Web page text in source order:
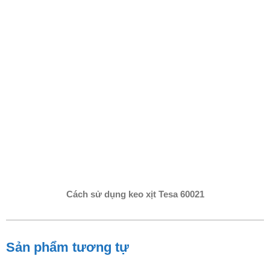
Cách sử dụng keo xịt Tesa 60021
Sản phẩm tương tự